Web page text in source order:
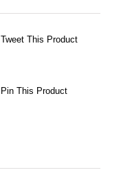
Tweet This Product
Pin This Product